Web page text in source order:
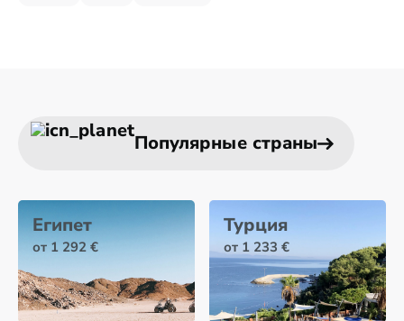
Популярные страны
Египет
от 1 292 €
Турция
от 1 233 €